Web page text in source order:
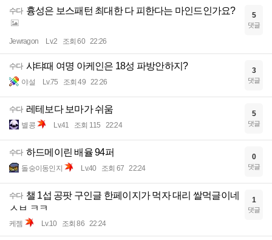
수다 흉성은 보스패턴 최대한 다 피한다는 마인드인가요?
Jewragon Lv.2 조회 60 22:26
5
댓글
수다 샤탸때 여명 아케인은 18성 파방안하지?
야설 Lv.75 조회 49 22:26
3
댓글
수다 레테보다 보마가 쉬움
별콩 Lv.41 조회 115 22:24
5
댓글
수다 하드메이린 배율 94퍼
돌숭이동인지 Lv.40 조회 67 22:24
0
댓글
수다 챌 1섭 공팟 구인글 한페이지가 먹자 대리 쌀먹글이네
ㅅㅂ ㅋㅋ
케젬 Lv.10 조회 86 22:24
1
댓글